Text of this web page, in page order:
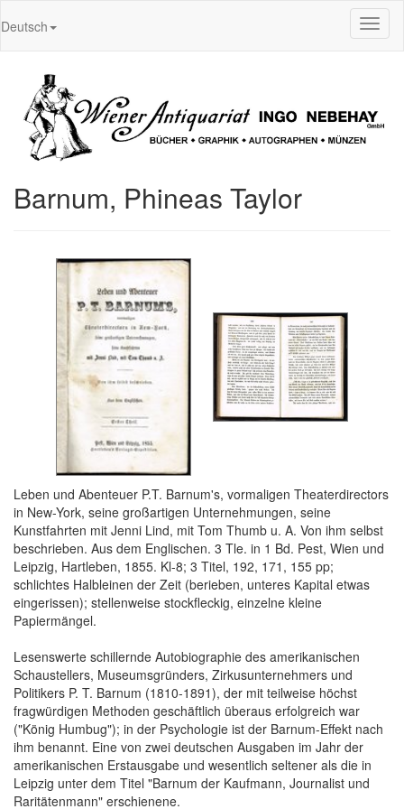
Deutsch
Barnum, Phineas Taylor
Leben und Abenteuer P.T. Barnum's, vormaligen Theaterdirectors
in New-York, seine großartigen Unternehmungen, seine
Kunstfahrten mit Jenni Lind, mit Tom Thumb u. A. Von ihm selbst
beschrieben. Aus dem Englischen. 3 Tle. in 1 Bd. Pest, Wien und
Leipzig, Hartleben, 1855. Kl-8; 3 Titel, 192, 171, 155 pp;
schlichtes Halbleinen der Zeit (berieben, unteres Kapital etwas
eingerissen); stellenweise stockfleckig, einzelne kleine
Papiermängel.
Lesenswerte schillernde Autobiographie des amerikanischen
Schaustellers, Museumsgründers, Zirkusunternehmers und
Politikers P. T. Barnum (1810-1891), der mit teilweise höchst
fragwürdigen Methoden geschäftlich überaus erfolgreich war
("König Humbug"); in der Psychologie ist der Barnum-Effekt nach
ihm benannt. Eine von zwei deutschen Ausgaben im Jahr der
amerikanischen Erstausgabe und wesentlich seltener als die in
Leipzig unter dem Titel "Barnum der Kaufmann, Journalist und
Raritätenmann" erschienene.